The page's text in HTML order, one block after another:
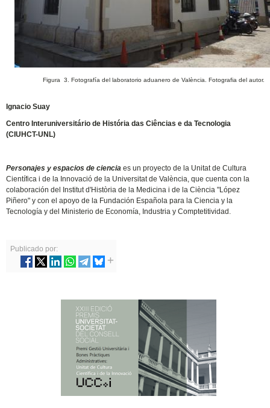
Figura 3. Fotografía del laboratorio aduanero de València. Fotografia del autor.
Ignacio Suay
Centro Interuniversitário de História das Ciências e da Tecnologia
(CIUHCT-UNL)
Personajes y espacios de ciencia es un proyecto de la Unitat de Cultura
Científica i de la Innovació de la Universitat de València, que cuenta con la
colaboración del Institut d'Història de la Medicina i de la Ciència "López
Piñero" y con el apoyo de la Fundación Española para la Ciencia y la
Tecnología y del Ministerio de Economía, Industria y Comptetitividad.
Publicado por: